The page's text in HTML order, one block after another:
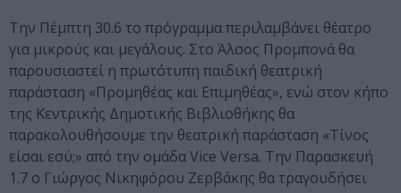
Την Πέμπτη 30.6 το πρόγραμμα περιλαμβάνει θέατρο
για μικρούς και μεγάλους. Στο Άλσος Προμπονά θα
παρουσιαστεί η πρωτότυπη παιδική θεατρική
παράσταση «Προμηθέας και Επιμηθέας», ενώ στον κήπο
της Κεντρικής Δημοτικής Βιβλιοθήκης θα
παρακολουθήσουμε την θεατρική παράσταση «Τίνος
είσαι εσύ;» από την ομάδα Vice Versa. Την Παρασκευή
1.7 ο Γιώργος Νικηφόρου Ζερβάκης θα τραγουδήσει